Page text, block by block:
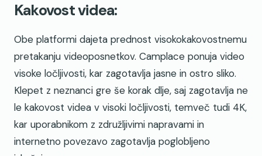
Kakovost videa:
Obe platformi dajeta prednost visokokakovostnemu
pretakanju videoposnetkov. Camplace ponuja video
visoke ločljivosti, kar zagotavlja jasne in ostro sliko.
Klepet z neznanci gre še korak dlje, saj zagotavlja ne
le kakovost videa v visoki ločljivosti, temveč tudi 4K,
kar uporabnikom z združljivimi napravami in
internetno povezavo zagotavlja poglobljeno